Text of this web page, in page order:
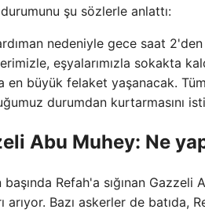
şu sözlerle anlattı:
nedeniyle gece saat
eşyalarımızla sokakta
en büyük felaket yaşanacak.
durumdan kurtarmasını
Abu Muhey: Ne
başında Refah'a sığınan
arıyor. Bazı askerler de batıda,